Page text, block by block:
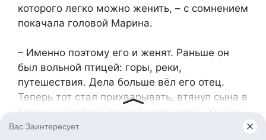
которого легко можно женить, – с сомнением
покачала головой Марина.
– Именно поэтому его и женят. Раньше он
был вольной птицей: горы, реки,
путешествия. Дела больше вёл его отец.
Теперь тот стал прихварывать, втянул сына в
мол, нагулялся, пора остепениться. А